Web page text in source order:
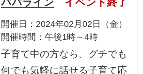
開催日：2024年02月02日（金）
開催時間：午後1時～4時
子育て中の方なら、グチでも
何でも気軽に話せる子育て応